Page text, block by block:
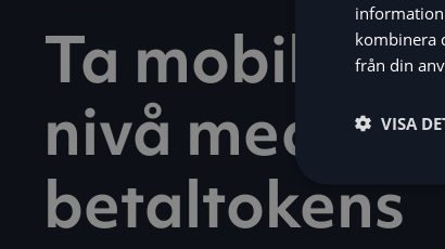
Ta mobilitet
nivå med
betaltokens
kombinera
från din
VISA